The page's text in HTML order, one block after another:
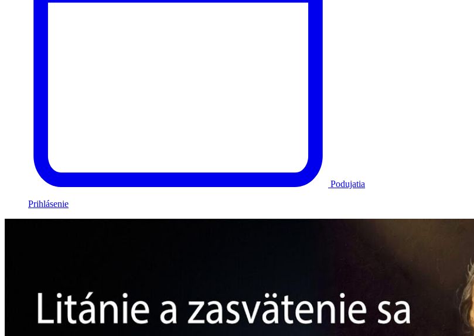
Podujatia
Prihlásenie